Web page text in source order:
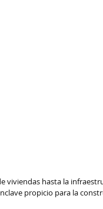
viviendas hasta la
propicio para la